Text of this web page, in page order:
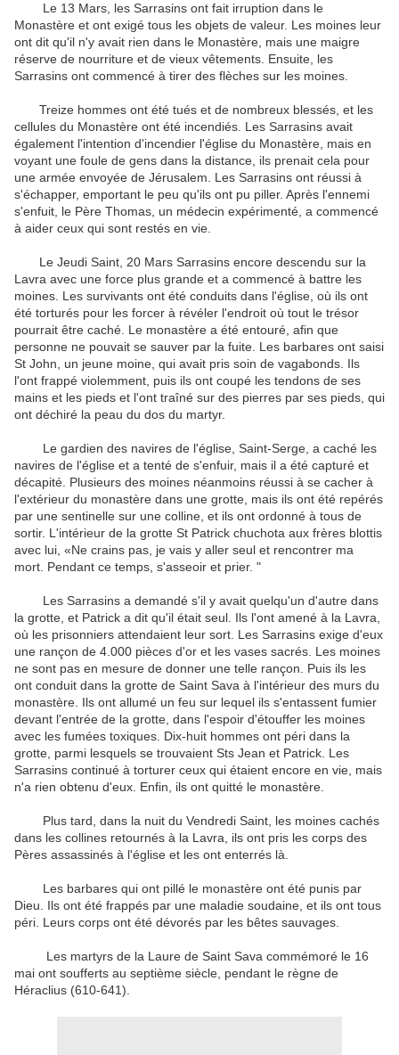
Le 13 Mars les Sarrasins ont fait irruption dans le
Monastère et ont exigé tous les objets de valeur. Les moines leur
ont dit qu'il n'y avait rien dans le Monastère , mais une maigre
réserve de nourriture et de vieux vêtements Ensuite, les
Sarrasins ont commencé à tirer des flèches sur les moines
Treize hommes ont été tués et de nombreux blessés et les
cellules du Monastère ont été incendiés Les Sarrasins avait
également l'intention d'incendier l'église du Monastère mais en
voyant une foule de gens dans la distance ils prenait cela pour
une armée envoyée de Jérusalem Les Sarrasins ont réussi à
s'échapper, emportant le peu qu'ils ont pu piller. Après l'ennemi
s'enfuit , le Père Thomas un médecin expérimenté a commencé
à aider ceux qui sont restés en vie
Le Jeudi Saint 20 Mars Sarrasins encore descendu sur la
Lavra avec une force plus grande et a commencé à battre les
moines Les survivants ont été conduits dans l'église où ils ont
été torturés pour les forcer à révéler l'endroit où tout le trésor
pourrait être caché Le monastère a été entouré afin que
personne ne pouvait se sauver par la fuite Les barbares ont saisi
St John un jeune moine qui avait pris soin de vagabonds Ils
l'ont frappé violemment puis ils ont coupé les tendons de ses
mains et les pieds et l'ont traîné sur des pierres par ses pieds qui
ont déchiré la peau du dos du martyr.
Le gardien des navires de l'église Saint-Serge a caché les
navires de l'église et a tenté de s'enfuir, mais il a été capturé et
décapité Plusieurs des moines néanmoins réussi à se cacher à
l'extérieur du monastère dans une grotte mais ils ont été repérés
par une sentinelle sur une colline et ils ont ordonné à tous de
sortir. L'intérieur de la grotte St Patrick chuchota aux frères blottis
avec lui «Ne crains pas , je vais y aller seul et rencontrer ma
mort Pendant ce temps s'asseoir et prier. "
Les Sarrasins a demandé s'il y avait quelqu'un d'autre dans
la grotte et Patrick a dit qu'il était seul Ils l'ont amené à la Lavra
où les prisonniers attendaient leur sort Les Sarrasins exige d'eux
une rançon de 4.000 pièces d'or et les vases sacrés Les moines
ne sont pas en mesure de donner une telle rançon
Puis ils les
ont conduit dans la grotte de Saint Sava à l'intérieur des murs du
monastère Ils ont allumé un feu sur lequel ils s'entassent fumier
devant l'entrée de la grotte , dans l'espoir d'étouffer les moines
avec les fumées toxiques Dix-huit hommes ont péri dans la
grotte parmi lesquels se trouvaient Sts Jean et Patrick Les
Sarrasins continué à torturer ceux qui étaient encore en vie mais
n'a rien obtenu d'eux Enfin ils ont quitté le monastère
Plus tard dans la nuit du Vendredi Saint les moines cachés
dans les collines retournés à la Lavra ils ont pris les corps des
Pères assassinés à l'église et les ont enterrés là.
Les barbares qui ont pillé le monastère ont été punis par
Dieu
Ils ont été frappés par une maladie soudaine et ils ont tous
péri Leurs corps ont été dévorés par les bêtes sauvages
Les martyrs de la Laure de Saint Sava commémoré le 16
mai ont soufferts au septième siècle, pendant le règne de
Héraclius (610-641)